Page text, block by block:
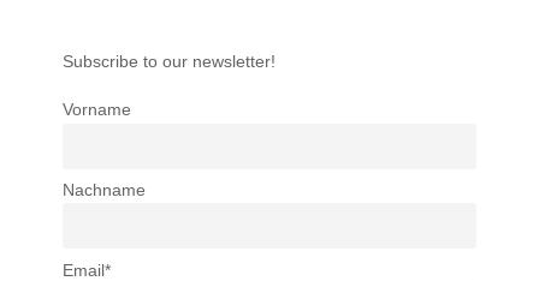
Subscribe to our newsletter!
Vorname
Nachname
Email*